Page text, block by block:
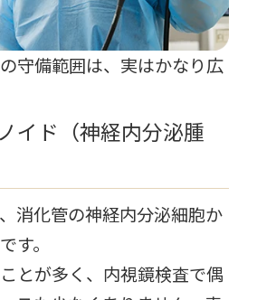
守備範囲は、実はかなり広
イド（神経内分泌腫
消化管の神経内分泌細胞か
す。
とが多く、内視鏡検査で偶